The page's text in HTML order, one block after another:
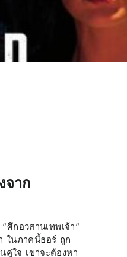
จาก
ศึกอวสานเทพเจ้า"
ในภาคนี้ธอร์ ถูก
คู่ใจ เขาจะต้องหา